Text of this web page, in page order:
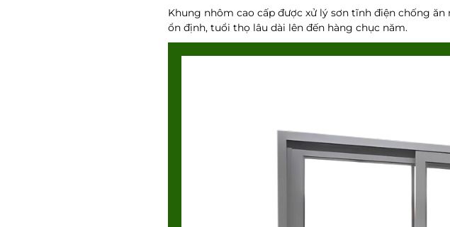
Khung nhôm cao cấp được xử lý sơn tĩnh điện chống
ổn định, tuổi thọ lâu dài lên đến hàng chục năm.